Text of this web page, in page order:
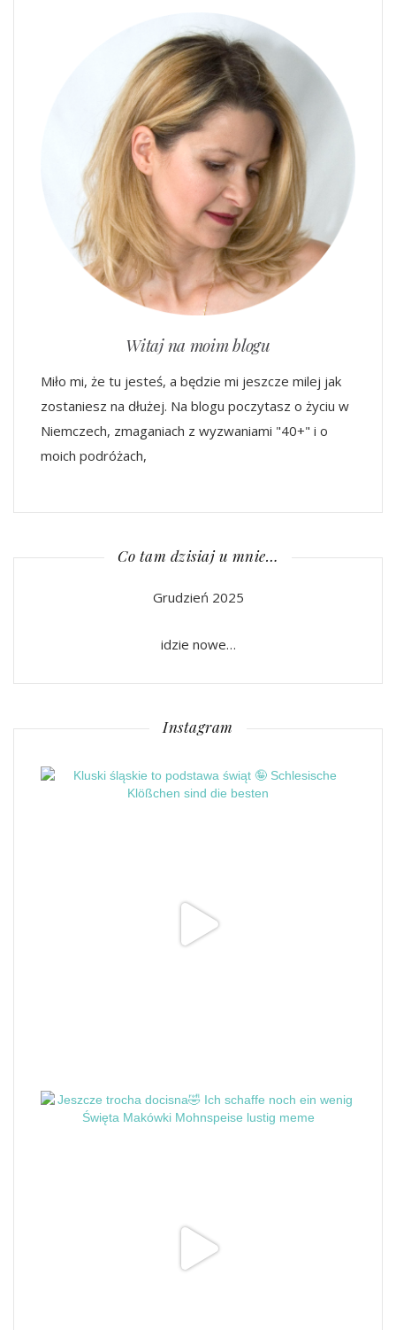
Witaj na moim blogu
Miło mi, że tu jesteś, a będzie mi jeszcze milej jak
zostaniesz na dłużej. Na blogu poczytasz o życiu w
Niemczech, zmaganiach z wyzwaniami "40+" i o
moich podróżach,
Co tam dzisiaj u mnie…
Grudzień 2025
idzie nowe…
Instagram